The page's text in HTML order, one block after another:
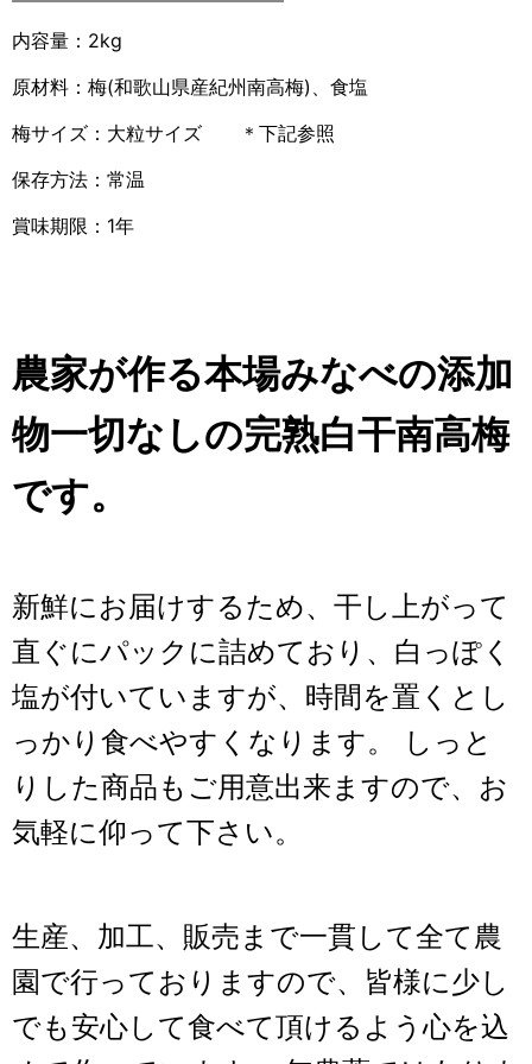
内容量：2kg
原材料：梅(和歌山県産紀州南高梅)、食塩
梅サイズ：大粒サイズ ＊下記参照
保存方法：常温
賞味期限：1年
農家が作る本場みなべの添加
物一切なしの完熟白干南高梅
です。
新鮮にお届けするため、干し上がって
直ぐにパックに詰めており、白っぽく
塩が付いていますが、時間を置くとし
っかり食べやすくなります。 しっと
りした商品もご用意出来ますので、お
気軽に仰って下さい。
生産、加工、販売まで一貫して全て農
園で行っておりますので、皆様に少し
でも安心して食べて頂けるよう心を込